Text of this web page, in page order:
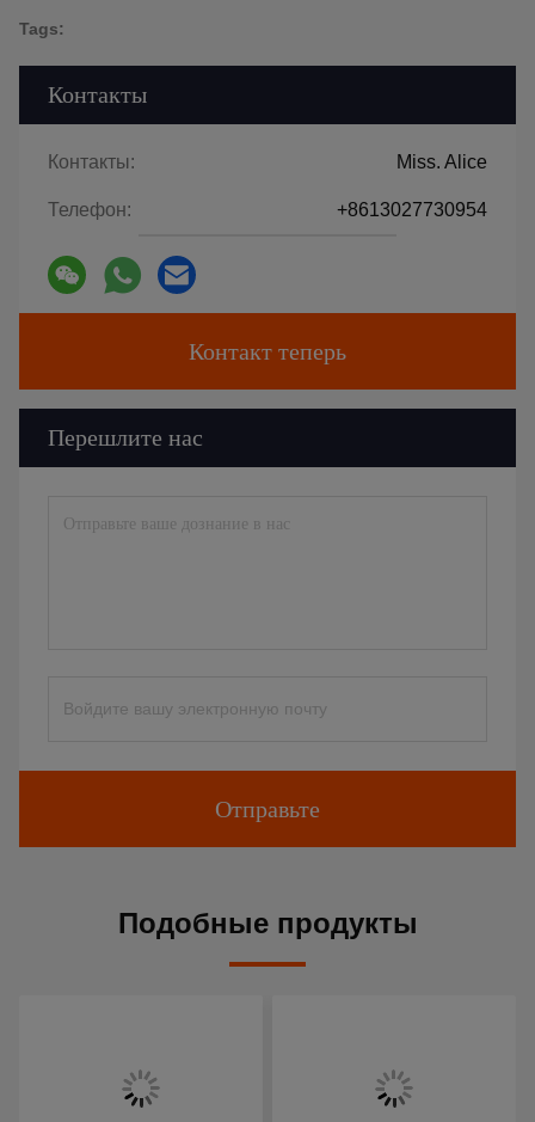
Контакты
Контакты: Miss. Alice
Телефон: +8613027730954
Контакт теперь
Перешлите нас
Отправьте
Tags:
Подобные продукты